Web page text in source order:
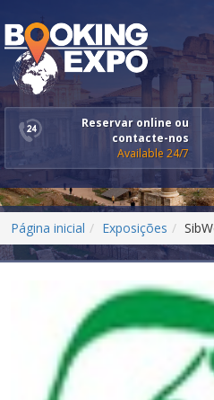
Reservar online ou
contacte-nos
Available 24/7
Página inicial Exposições